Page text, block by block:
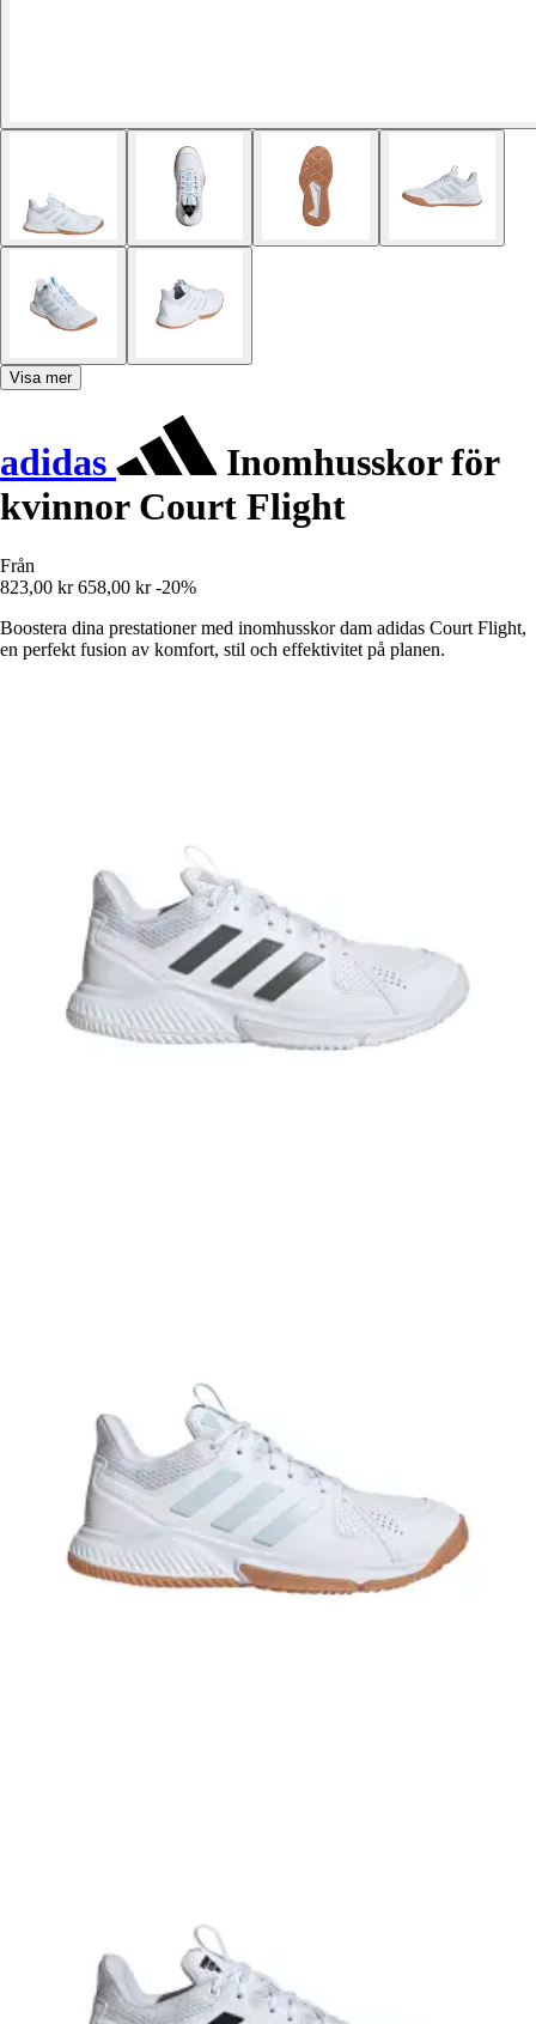
Visa mer
adidas
Inomhusskor för
kvinnor Court Flight
Från
823,00 kr 658,00 kr -20%
Boostera dina prestationer med inomhusskor dam adidas Court Flight,
en perfekt fusion av komfort, stil och effektivitet på planen.